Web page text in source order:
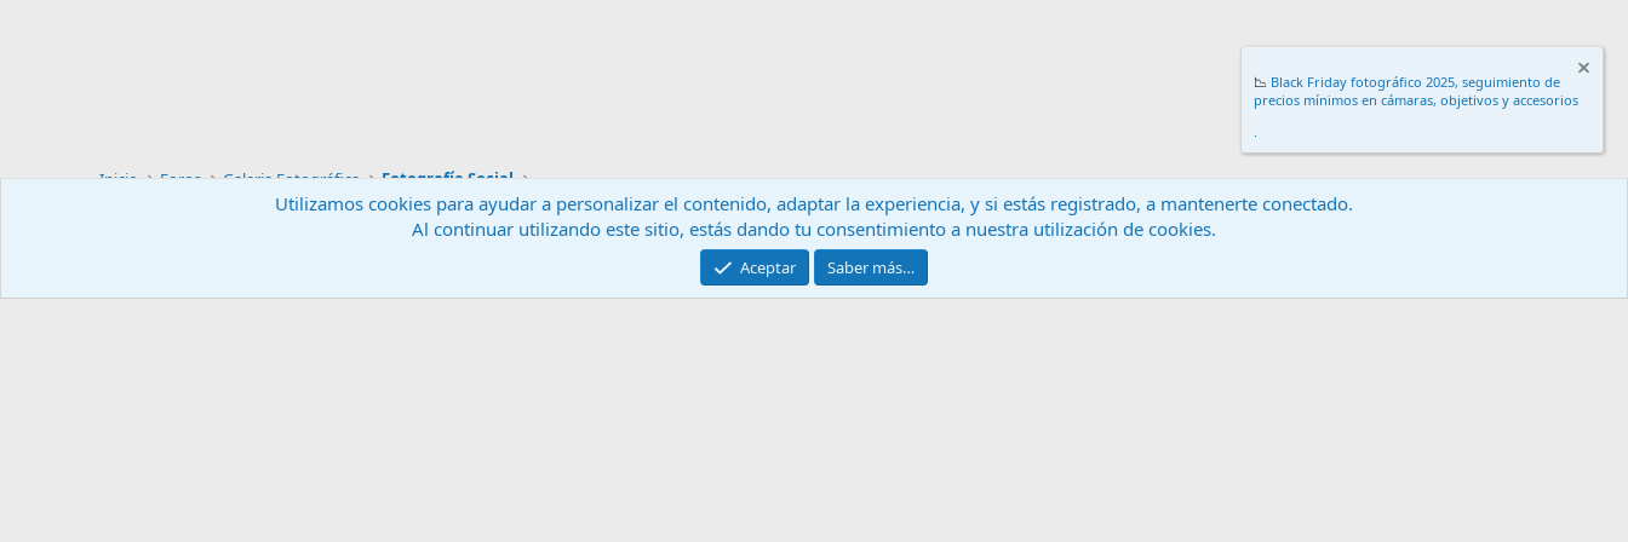
Inicio Foros Galeria Fotográfica Fotografía Social
Contáctanos Términos y reglas
Community platform by XenForo® © 2010-2024 XenForo Ltd.
📉 Black Friday fotográfico 2025, seguimiento de
precios mínimos en cámaras, objetivos y accesorios
.
Utilizamos cookies para ayudar a personalizar el contenido, adaptar la experiencia, y si estás registrado, a mantenerte conectado.
Al continuar utilizando este sitio, estás dando tu consentimiento a nuestra utilización de cookies.
Aceptar Saber más…